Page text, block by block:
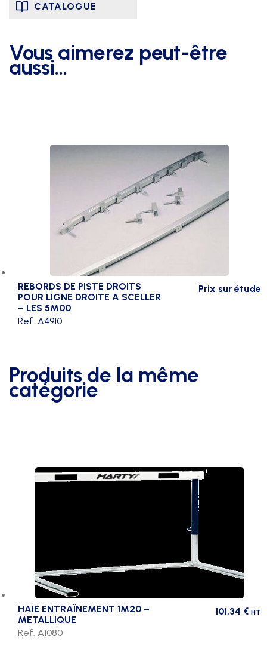
CATALOGUE
Vous aimerez peut-être
aussi…
REBORDS DE PISTE DROITS
POUR LIGNE DROITE A SCELLER
– LES 5M00
Prix sur étude
Ref. A4910
Produits de la même
catégorie
HAIE ENTRAÎNEMENT 1M20 –
METALLIQUE
101,34 € HT
Ref. A1080